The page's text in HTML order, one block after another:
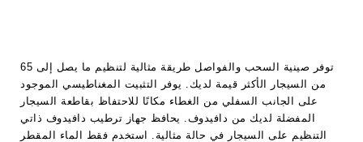
توفر صينية السحب والفواصل طريقة مثالية لتنظيم ما يصل إلى 65
من السيجار الأكثر قيمة لديك. يوفر التثبيت المغناطيسي الموجود
على الجانب السفلي من الغطاء مكانًا للاحتفاظ بقاطعة السيجار
المفضلة لديك من دافيدوف. يحافظ جهاز ترطيب دافيدوف ذاتي
التنظيم على السيجار في حالة مثالية. استخدم فقط الماء المقطر